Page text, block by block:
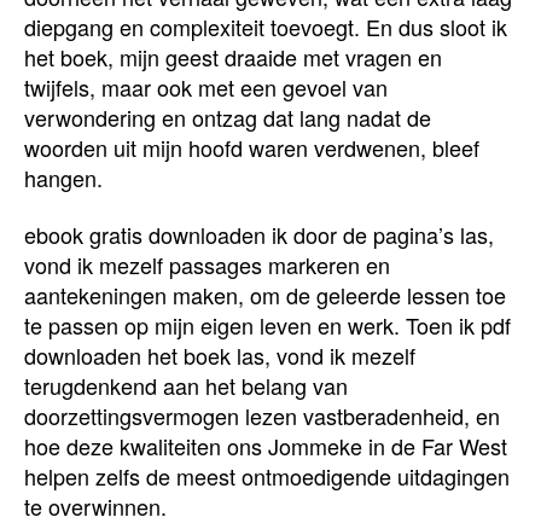
diepgang en complexiteit toevoegt. En dus sloot ik
het boek, mijn geest draaide met vragen en
twijfels, maar ook met een gevoel van
verwondering en ontzag dat lang nadat de
woorden uit mijn hoofd waren verdwenen, bleef
hangen.
ebook gratis downloaden ik door de pagina’s las,
vond ik mezelf passages markeren en
aantekeningen maken, om de geleerde lessen toe
te passen op mijn eigen leven en werk. Toen ik pdf
downloaden het boek las, vond ik mezelf
terugdenkend aan het belang van
doorzettingsvermogen lezen vastberadenheid, en
hoe deze kwaliteiten ons Jommeke in de Far West
helpen zelfs de meest ontmoedigende uitdagingen
te overwinnen.